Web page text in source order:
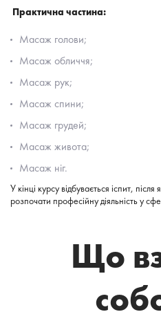
Практична частина:
Масаж голови;
Масаж обличчя;
Масаж рук;
Масаж спини;
Масаж грудей;
Масаж живота;
Масаж ніг.
У кінці курсу відбувається іспит,
розпочати професійну діяльність у
Що